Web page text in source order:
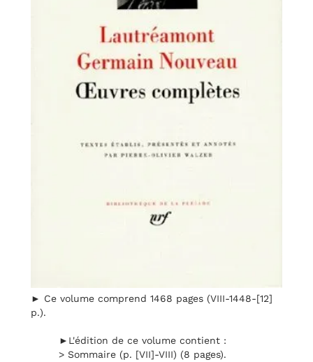
► Ce volume comprend 1468 pages (VIII-1448-[12]
p.).
►L'édition de ce volume contient :
> Sommaire (p. [VII]-VIII) (8 pages).